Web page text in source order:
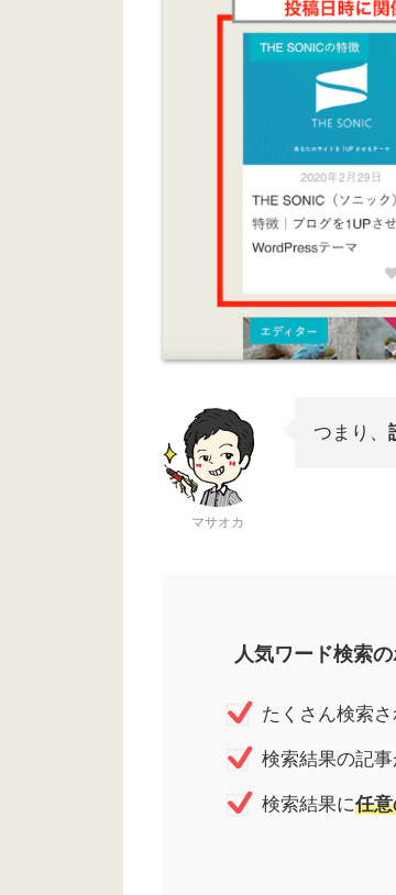
マサオカ
つまり、
人気ワード検索
たくさん検索
検索結果の記
検索結果に任